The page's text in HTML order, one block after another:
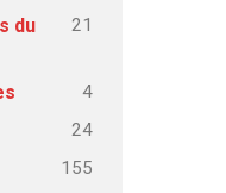
du
21
4
24
155